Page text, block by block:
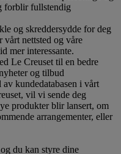
forblir fullstendig
og skreddersydde for deg
vårt nettsted og våre
mer interessante.
Le Creuset til en bedre
og tilbud
kundedatabasen i vårt
vil vi sende deg
produkter blir lansert, om
arrangementer, eller
du kan styre dine